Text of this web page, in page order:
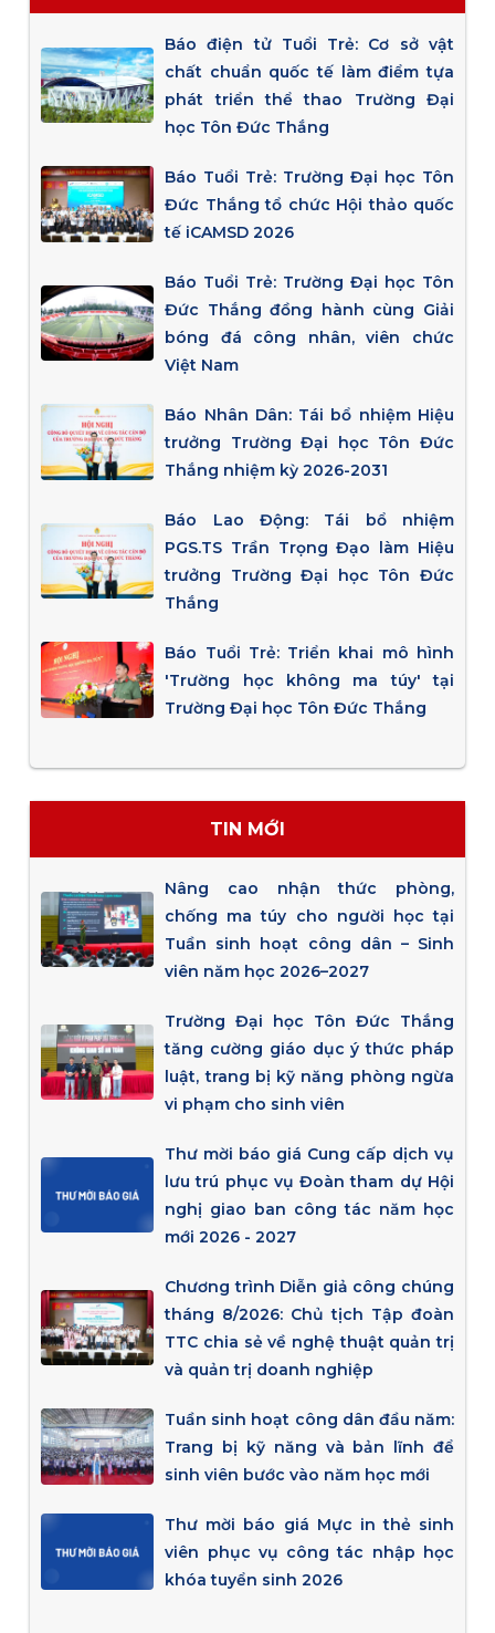
Báo điện tử Tuổi Trẻ: Cơ sở vật
chất chuẩn quốc tế làm điểm tựa
phát triển thể thao Trường Đại
học Tôn Đức Thắng
Báo Tuổi Trẻ: Trường Đại học Tôn
Đức Thắng tổ chức Hội thảo quốc
tế iCAMSD 2026
Báo Tuổi Trẻ: Trường Đại học Tôn
Đức Thắng đồng hành cùng Giải
bóng đá công nhân, viên chức
Việt Nam
Báo Nhân Dân: Tái bổ nhiệm Hiệu
trưởng Trường Đại học Tôn Đức
Thắng nhiệm kỳ 2026-2031
Báo Lao Động: Tái bổ nhiệm
PGS.TS Trần Trọng Đạo làm Hiệu
trưởng Trường Đại học Tôn Đức
Thắng
Báo Tuổi Trẻ: Triển khai mô hình
'Trường học không ma túy' tại
Trường Đại học Tôn Đức Thắng
TIN MỚI
Nâng cao nhận thức phòng,
chống ma túy cho người học tại
Tuần sinh hoạt công dân – Sinh
viên năm học 2026–2027
Trường Đại học Tôn Đức Thắng
tăng cường giáo dục ý thức pháp
luật, trang bị kỹ năng phòng ngừa
vi phạm cho sinh viên
Thư mời báo giá Cung cấp dịch vụ
lưu trú phục vụ Đoàn tham dự Hội
nghị giao ban công tác năm học
mới 2026 - 2027
Chương trình Diễn giả công chúng
tháng 8/2026: Chủ tịch Tập đoàn
TTC chia sẻ về nghệ thuật quản trị
và quản trị doanh nghiệp
Tuần sinh hoạt công dân đầu năm:
Trang bị kỹ năng và bản lĩnh để
sinh viên bước vào năm học mới
Thư mời báo giá Mực in thẻ sinh
viên phục vụ công tác nhập học
khóa tuyển sinh 2026